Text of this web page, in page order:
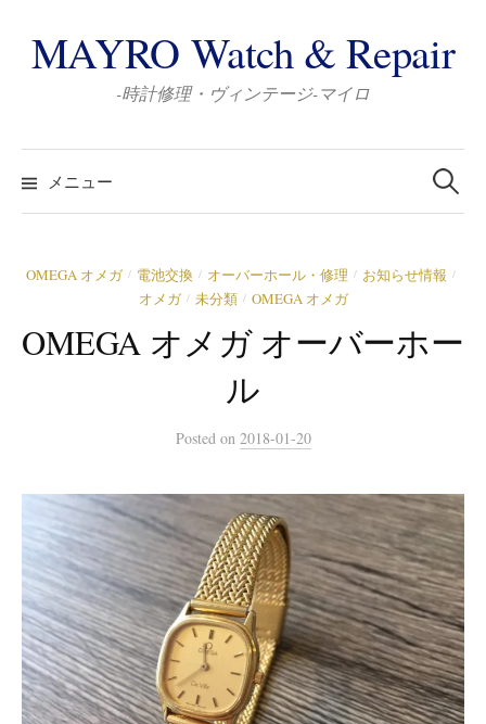
ン
テ
ス
キ
プ
MAYRO Watch & Repair
-時計修理・ヴィンテージ-マイロ
メニュー
検
索:
OMEGA オメガ / 電池交換 / オーバーホール・修理 / お知らせ情報 /
オメガ / 未分類 / OMEGA オメガ
OMEGA オメガ オーバーホー
ル
Posted on 2018-01-20